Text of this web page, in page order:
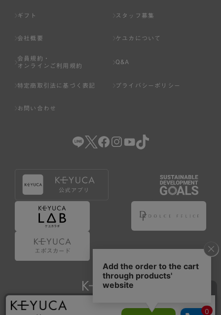
ギフト スタッフ募集
会社概要 ケユカについて
会員規約・
オンラインご利用規約
Q&A
特定商取引法に基づく表記 プライバシーポリシー
お問い合わせ
Copyright © KAWAJUN Co., Ltd. All Rights Reserved.